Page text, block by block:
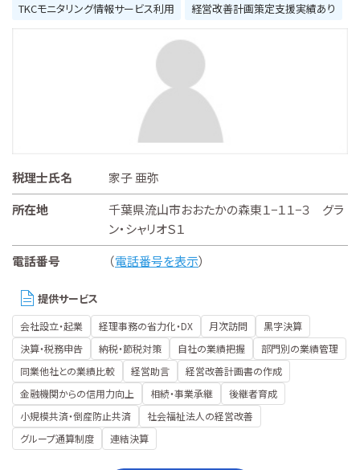
TKCモニタリング情報サービス利用
経営改善計画策定支援実績あり
税理士氏名
家子 亜弥
所在地
千葉県流山市おおたかの森東１−１１−３ グラ
ン・シャリオＳ１
電話番号
（電話番号を表示）
提供サービス
会社設立・起業 経理事務の省力化・DX 月次訪問
黒字決算
決算・税務申告
納税・節税対策 自社の業績把握
部門別の業績管理
同業他社との業績比較
経営助言
経営改善計画書の作成
金融機関からの信用力向上
相続・事業承継
後継者育成
小規模共済・倒産防止共済
社会福祉法人の経営改善
グループ通算制度
連結決算